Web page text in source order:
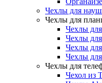
Чехлы для
Чехлы для
Чехлы
Чехлы
Чехлы
Чехлы
Чехлы для
Чехол из